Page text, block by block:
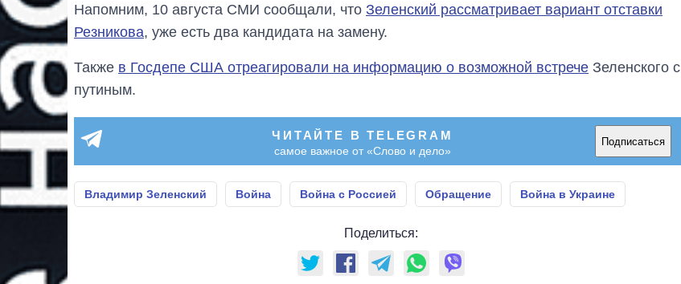
Напомним, 10 августа СМИ сообщали, что Зеленский рассматривает вариант отставки
Резникова, уже есть два кандидата на замену.
Также в Госдепе США отреагировали на информацию о возможной встрече Зеленского с
путиным.
ЧИТАЙТЕ В TELEGRAM
самое важное от «Слово и дело»
Подписаться
Владимир Зеленский Война Война с Россией Обращение Война в Украине
Поделиться: